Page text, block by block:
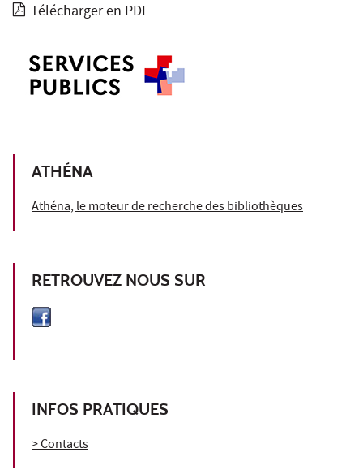
Télécharger en PDF
ATHÉNA
Athéna, le moteur de recherche des bibliothèques
RETROUVEZ NOUS SUR
INFOS PRATIQUES
> Contacts